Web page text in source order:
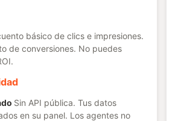
básico de clics e impresiones.
de conversiones. No puedes
Sin API pública. Tus datos
en su panel. Los agentes no